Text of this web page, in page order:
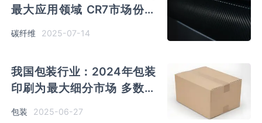
最大应用领域 CR7市场份额
占比超75%
碳纤维 2025-07-14
我国包装行业：2024年包装
印刷为最大细分市场 多数上
市企业包装营收同比大幅增长
包装 2025-06-27